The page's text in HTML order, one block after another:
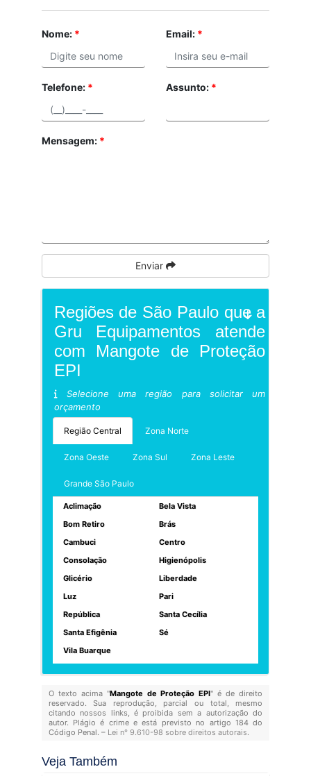
Nome: * Email: *
Telefone: * Assunto: *
Mensagem: *
Enviar
Regiões de São Paulo que a
Gru Equipamentos atende
com Mangote de Proteção
EPI
Selecione uma região para solicitar um
orçamento
Região Central Zona Norte
Zona Oeste Zona Sul Zona Leste
Grande São Paulo
Aclimação
Bela Vista
Bom Retiro
Brás
Cambuci
Centro
Consolação
Higienópolis
Glicério
Liberdade
Luz
Pari
República
Santa Cecília
Santa Efigênia
Sé
Vila Buarque
O texto acima "Mangote de Proteção EPI" é de direito
reservado. Sua reprodução, parcial ou total, mesmo
citando nossos links, é proibida sem a autorização do
autor. Plágio é crime e está previsto no artigo 184 do
Código Penal. – Lei n° 9.610-98 sobre direitos autorais.
Veja Também